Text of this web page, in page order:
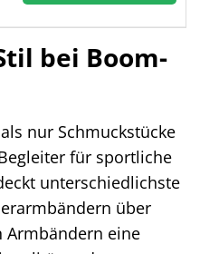
bei Boom-
nur Schmuckstücke
für sportliche
unterschiedlichste
über
Armbändern eine